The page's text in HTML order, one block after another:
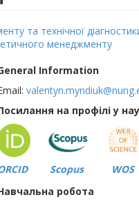
та технічної
менеджменту
Information
на профілі у
Scopus WOS
робота